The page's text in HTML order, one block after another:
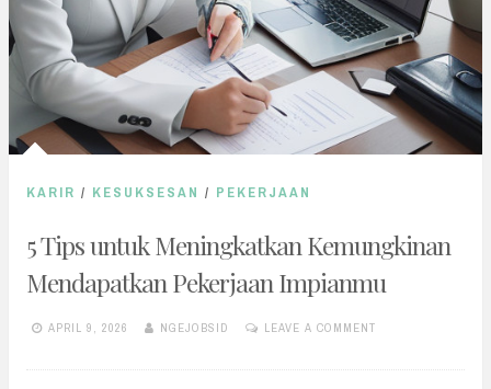
KARIR / KESUKSESAN / PEKERJAAN
5 Tips untuk Meningkatkan Kemungkinan
Mendapatkan Pekerjaan Impianmu
APRIL 9, 2026 NGEJOBSID LEAVE A COMMENT